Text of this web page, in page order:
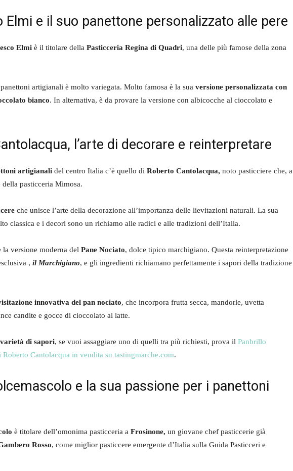
Elmi e il suo panettone personalizzato alle pere
Elmi è il titolare della Pasticceria Regina di Quadri, una delle più famose della zona
artigianali è molto variegata. Molto famosa è la sua versione personalizzata con
bianco. In alternativa, è da provare la versione con albicocche al cioccolato e
l’arte di decorare e reinterpretare
artigianali del centro Italia c’è quello di Roberto Cantolacqua, noto pasticciere che, a
della pasticceria Mimosa.
che unisce l’arte della decorazione all’importanza delle lievitazioni naturali. La sua
classica e i decori sono un richiamo alle radici e alle tradizioni dell’Italia.
la versione moderna del Pane Nociato, dolce tipico marchigiano. Questa reinterpretazione
, il Marchigiano, e gli ingredienti richiamano perfettamente i sapori della tradizione
innovativa del pan nociato, che incorpora frutta secca, mandorle, uvetta
candite e gocce di cioccolato al latte.
di sapori, se vuoi assaggiare uno di quelli tra più richiesti, prova il Panbrillo
Cantolacqua in vendita su tastingmarche.com.
e la sua passione per i panettoni
è titolare dell’omonima pasticceria a Frosinone, un giovane chef pasticcerie già
Rosso, come miglior pasticcere emergente d’Italia sulla Guida Pasticceri e